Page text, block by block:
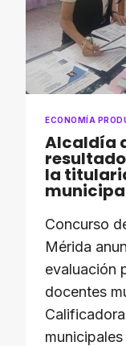
ECONOMÍA
Alcaldía
la
Concurso
Mérida
evaluación
docentes